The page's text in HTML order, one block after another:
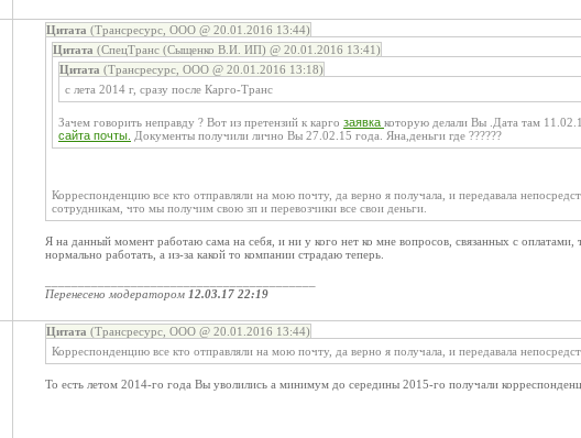
Цитата (Трансресурс, ООО @ 20.01.2016 13:44)
Цитата (СпецТранс (Сыщенко В.И. ИП) @ 20.01.2016 13:41)
Цитата (Трансресурс, ООО @ 20.01.2016 13:18)
с лета 2014 г, сразу после Карго-Транс
Зачем говорить неправду ? Вот из претензий к карго заявка которую делали Вы .Дата там
сайта почты. Документы получили лично Вы 27.02.15 года. Яна,деньги где ??????
Корреспонденцию все кто отправляли на мою почту, да верно я получала, и передавала
сотрудникам, что мы получим свою зп и перевозчики все свои деньги.
Я на данный момент работаю сама на себя, и ни у кого нет ко мне вопросов, связанных с оплатами,
нормально работать, а из-за какой то компании страдаю теперь.
Перенесено модератором 12.03.17 22:19
Цитата (Трансресурс, ООО @ 20.01.2016 13:44)
Корреспонденцию все кто отправляли на мою почту, да верно я получала, и передавала
То есть летом 2014-го года Вы уволились а минимум до середины 2015-го получали